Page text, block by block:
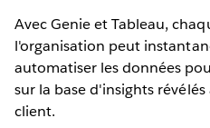
Avec Genie et Tableau,
l'organisation peut
automatiser les données
sur la base d'insights
client.